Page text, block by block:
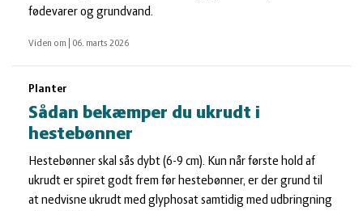
fødevarer og grundvand.
Viden om 06. marts 2026
Planter
Sådan bekæmper du ukrudt i
hestebønner
Hestebønner skal sås dybt (6-9 cm). Kun når første hold af
ukrudt er spiret godt frem før hestebønner, er der grund til
at nedvisne ukrudt med glyphosat samtidig med udbringning